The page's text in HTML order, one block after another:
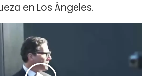
en Los Ángeles.